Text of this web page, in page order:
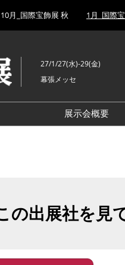
10月_国際宝飾展 秋 1月_国際
27/1/27(水)-29(金)
幕張メッセ
展示会概要
の出展社を見